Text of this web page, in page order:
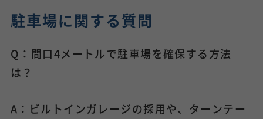
駐車場に関する質問
Q：間口4メートルで駐車場を確保する方法
は？
A：ビルトインガレージの採用や、ターンテー